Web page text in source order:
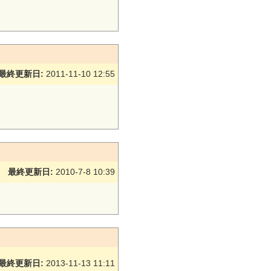
終更新日: 2011-11-10 12:55
最終更新日: 2010-7-8 10:39
終更新日: 2013-11-13 11:11